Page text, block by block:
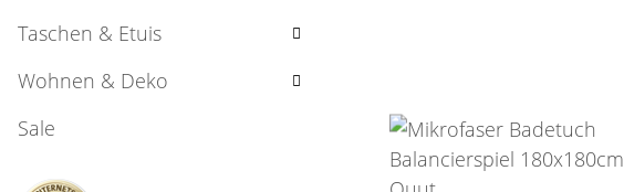
Taschen & Etuis
Wohnen & Deko
Sale